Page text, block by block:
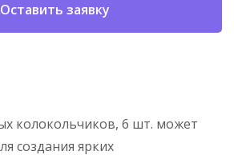
Оставить заявку
колокольчиков, 6 шт. может
создания ярких